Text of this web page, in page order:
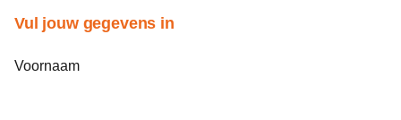
Vul jouw gegevens in
Voornaam